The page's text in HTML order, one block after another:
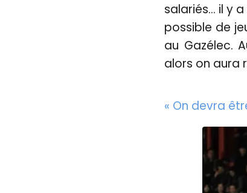
salariés… il y
possible de
au Gazélec.
alors on aura
« On devra